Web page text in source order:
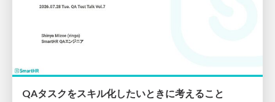
QAタスクをスキル化したいときに考えること